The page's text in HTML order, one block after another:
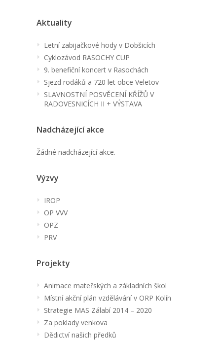
Aktuality
Letní zabijačkové hody v Dobšicích
Cyklozávod RASOCHY CUP
9. benefiční koncert v Rasochách
Sjezd rodáků a 720 let obce Veletov
SLAVNOSTNÍ POSVĚCENÍ KŘÍŽŮ V
RADOVESNICÍCH II + VÝSTAVA
Nadcházející akce
Žádné nadcházející akce.
Výzvy
IROP
OP VVV
OPZ
PRV
Projekty
Animace mateřských a základních škol
Místní akční plán vzdělávání v ORP Kolín
Strategie MAS Zálabí 2014 – 2020
Za poklady venkova
Dědictví našich předků